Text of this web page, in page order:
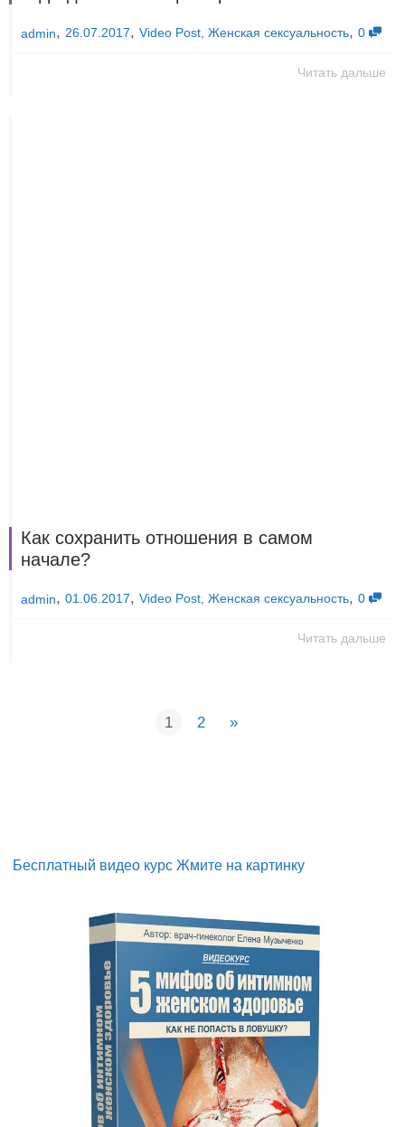
admin, 26.07.2017, Video Post Женская сексуальность, 0
Читать дальше
Как сохранить отношения в самом
начале?
admin, 01.06.2017, Video Post Женская сексуальность, 0
Читать дальше
1 2 »
Бесплатный видео курс Жмите на картинку